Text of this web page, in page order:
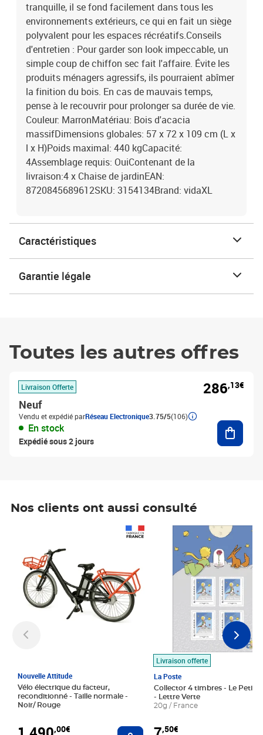
tranquille, il se fond facilement dans tous les
environnements extérieurs, ce qui en fait un siège
polyvalent pour les espaces récréatifs.Conseils
d'entretien : Pour garder son look impeccable, un
simple coup de chiffon sec fait l'affaire. Évite les
produits ménagers agressifs, ils pourraient abîmer
la finition du bois. En cas de mauvais temps,
pense à le recouvrir pour prolonger sa durée de vie.
Couleur: MarronMatériau: Bois d'acacia
massifDimensions globales: 57 x 72 x 109 cm (L x
l x H)Poids maximal: 440 kgCapacité:
4Assemblage requis: OuiContenant de la
livraison:4 x Chaise de jardinEAN:
8720845689612SKU: 3154134Brand: vidaXL
Caractéristiques
Garantie légale
Toutes les autres offres
Livraison Offerte
Neuf
Vendu et expédié parRéseau Electronique3.75/5(106)
En stock
Expédié sous 2 jours
286,13€
Nos clients ont aussi consulté
Nouvelle Attitude
Vélo électrique du facteur,
reconditionné - Taille normale -
Noir/ Rouge
,00€ Ajouter au panier
Livraison offerte
La Poste
Collector 4 timbres - Le Petit
- Lettre Verte
20g / France
,50€
Prix 7,50€